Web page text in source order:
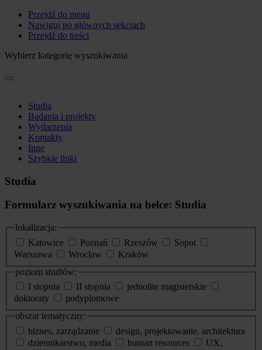
Przejdź do menu
Nawiguj po głównych sekcjach
Przejdź do treści
Wybierz kategorię wyszukiwania
Studia
Badania i projekty
Wydarzenia
Kontakty
Inne
Szybkie linki
Studia
Formularz wyszukiwania na belce: Studia
lokalizacja:
Katowice
Poznań Rzeszów
Sopot
Warszawa
Wrocław
Kraków
poziom studiów:
I stopnia
II stopnia
jednolite magisterskie
doktoraty
podyplomowe
obszar tematyczny:
biznes, zarządzanie
design, projektowanie, architektura
dziennikarstwo, media
human resources
UX,